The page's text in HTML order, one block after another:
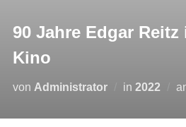
90 Jahre Edgar Reitz
Kino
von Administrator in 2022